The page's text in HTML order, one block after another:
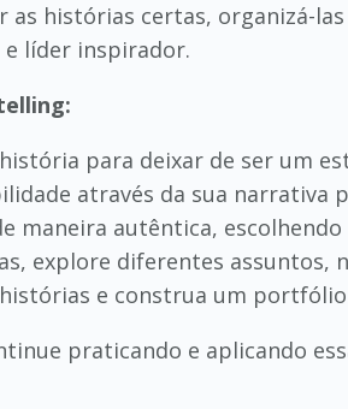
as histórias certas, organizá-
líder inspirador.
para deixar de ser um
através da sua narrativa
maneira autêntica,
explore diferentes
e construa um
praticando e aplicando